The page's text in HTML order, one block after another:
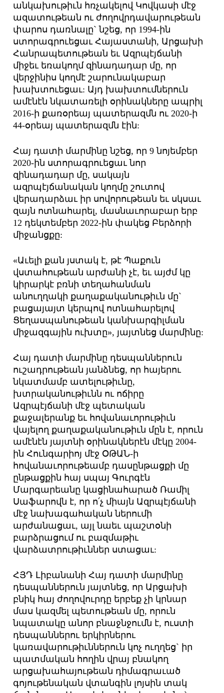
անկախութիւն հռչակելով Կովկասի մէջ
ազատութեան ու ժողովրդավարութեան
փարոս դառնալը` նշեց, որ 1994-ին
ստորագրուեցաւ Հայաստանի, Արցախի
Հանրապետութեան եւ Ազրպէյճանի
միջեւ եռակողմ զինադադար մը, որ
վերջինիս կողմէ շարունակաբար
խախտուեցաւ: Այդ խախտումներուն
ամէնէն նկատառելի օրինակները ապրիլ
2016-ի քառօրեայ պատերազմն ու 2020-ի
44-օրեայ պատերազմն էին:
Հայ դատի մարմինը նշեց, որ 9 նոյեմբեր
2020-ին ստորագրուեցաւ նոր
զինադադար մը, սակայն
ազրպէյճանական կողմը շուտով
վերադարձաւ իր սովորութեան եւ սկսաւ
զայն ոտնահարել, մասնաւորաբար երբ
12 դեկտեմբեր 2022-ին փակեց Բերձորի
միջանցքը:
«Աւելի քան յստակ է, թէ Պաքուն
վստահութեան արժանի չէ, եւ այժմ կը
կիրարկէ բռնի տեղահանման
անուղղակի քաղաքականութիւն մը`
բացայայտ կերպով ոտնահարելով
Ցեղասպանութեան կանխարգիլման
միջազգային ուխտը», յայտնեց մարմինը:
Հայ դատի մարմինը դեսպաններուն
ուշադրութեան յանձնեց, որ հայերու
նկատմամբ ատելութիւնը,
խտրականութիւնն ու ոճիրը
Ազրպէյճանի մէջ պետական
քաջալերանք եւ հովանաւորութիւն
վայելող քաղաքականութիւն մըն է, որուն
ամէնէն յայտնի օրինակներէն մէկը 2004-
ին Հունգարիոյ մէջ ՕԹԱՆ-ի
հովանաւորութեամբ դասընթացքի մը
ընթացքին հայ սպայ Գուրգէն
Մարգարեանը կացինահարած Ռամիլ
Սաֆարովն է, որ ո՛չ միայն Ազրպէյճանի
մէջ նախագահական ներումի
արժանացաւ, այլ նաեւ պաշտօնի
բարձրացում ու բազմաթիւ
վարձատրութիւններ ստացաւ:
ՀՅԴ Լիբանանի Հայ դատի մարմինը
դեսպաններուն յայտնեց, որ Արցախի
բնիկ հայ ժողովուրդը երբեք չի կրնար
մաս կազմել պետութեան մը, որուն
նպատակը անոր բնաջնջումն է, ուստի
դեսպաններու երկիրներու
կառավարութիւններուն կոչ ուղղեց` իր
պատմական հողին վրայ բնակող
արցախահայութեան դիմագրաւած
գոյութենական վտանգին լոյսին տակ